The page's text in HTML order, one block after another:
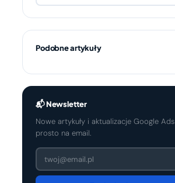
Podobne artykuły
📬 Newsletter
Nowe artykuły i aktualizacje Google Ads
prosto na email.